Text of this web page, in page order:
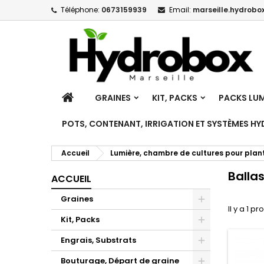
Téléphone: 0673159939 Email:
ACCUEILGRAINES KIT, PACKS PACKS
POTS, CONTENANT, IRRIGATION ET SYSTÈMES
Accueil Lumière, chambre de cultures pour
ACCUEIL
Graines
Toggle
Kit, Packs
Engrais, Substrats
Bouturage, Départ de graine
Il y a 1